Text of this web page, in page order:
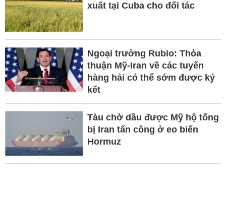
xuất tại Cuba cho đối tác
Ngoại trưởng Rubio: Thỏa
thuận Mỹ-Iran về các tuyến
hàng hải có thể sớm được ký
kết
Tàu chở dầu được Mỹ hộ tống
bị Iran tấn công ở eo biển
Hormuz